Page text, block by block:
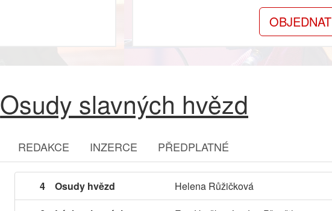
OBJEDNAT
Osudy slavných hvězd
REDAKCE INZERCE PŘEDPLATNÉ
4 Osudy hvězd
Helena Růžičková